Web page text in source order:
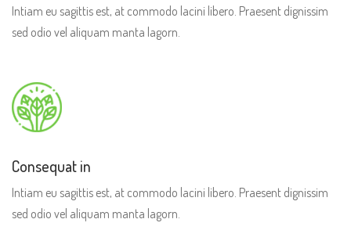
Intiam eu sagittis est, at commodo lacini libero. Praesent dignissim
sed odio vel aliquam manta lagorn.
Consequat in
Intiam eu sagittis est, at commodo lacini libero. Praesent dignissim
sed odio vel aliquam manta lagorn.